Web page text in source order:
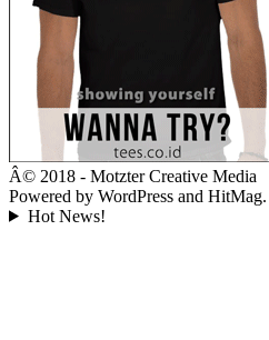
Â© 2018 - Motzter Creative Media
Powered by WordPress and HitMag.
Hot News!